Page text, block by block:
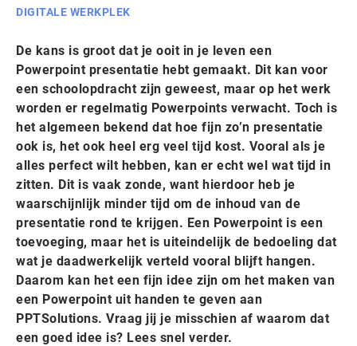
DIGITALE WERKPLEK
De kans is groot dat je ooit in je leven een
Powerpoint presentatie hebt gemaakt. Dit kan voor
een schoolopdracht zijn geweest, maar op het werk
worden er regelmatig Powerpoints verwacht. Toch is
het algemeen bekend dat hoe fijn zo’n presentatie
ook is, het ook heel erg veel tijd kost. Vooral als je
alles perfect wilt hebben, kan er echt wel wat tijd in
zitten. Dit is vaak zonde, want hierdoor heb je
waarschijnlijk minder tijd om de inhoud van de
presentatie rond te krijgen. Een Powerpoint is een
toevoeging, maar het is uiteindelijk de bedoeling dat
wat je daadwerkelijk verteld vooral blijft hangen.
Daarom kan het een fijn idee zijn om het maken van
een Powerpoint uit handen te geven aan
PPTSolutions. Vraag jij je misschien af waarom dat
een goed idee is? Lees snel verder.